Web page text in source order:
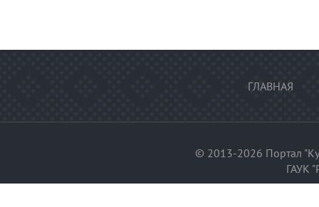
ГЛАВНАЯ
© 2013-2026 Портал
ГАУК